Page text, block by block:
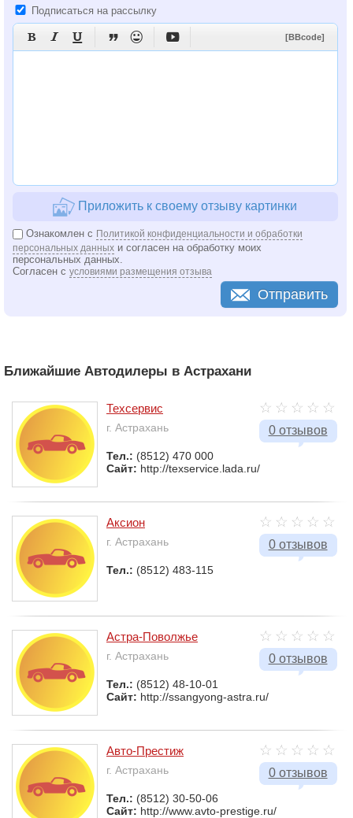
Подписаться на рассылку
      [BBcode]
Приложить к своему отзыву картинки
Ознакомлен с Политикой конфиденциальности и обработки
персональных данных и согласен на обработку моих
персональных данных.
Согласен с условиями размещения отзыва
Отправить
Ближайшие Автодилеры в Астрахани
0 отзывов
Техсервис
г. Астрахань
Тел.: (8512) 470 000
Сайт: http://texservice.lada.ru/
0 отзывов
Аксион
г. Астрахань
Тел.: (8512) 483-115
0 отзывов
Астра-Поволжье
г. Астрахань
Тел.: (8512) 48-10-01
Сайт: http://ssangyong-astra.ru/
0 отзывов
Авто-Престиж
г. Астрахань
Тел.: (8512) 30-50-06
Сайт: http://www.avto-prestige.ru/